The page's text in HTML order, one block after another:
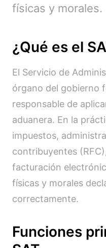
físicas y morales.
¿Qué es el
El Servicio de
órgano del gobierno
responsable de
aduanera. En la
impuestos,
contribuyentes
facturación
físicas y morales
correctamente.
Funciones